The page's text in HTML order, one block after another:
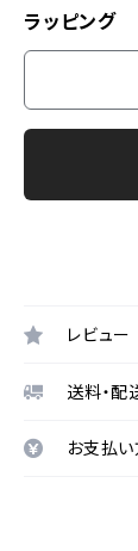
ラッピング
レビュー
送料・配
お支払